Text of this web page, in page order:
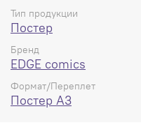
Тип продукции
Постер
Бренд
EDGE comics
Формат/Переплет
Постер А3